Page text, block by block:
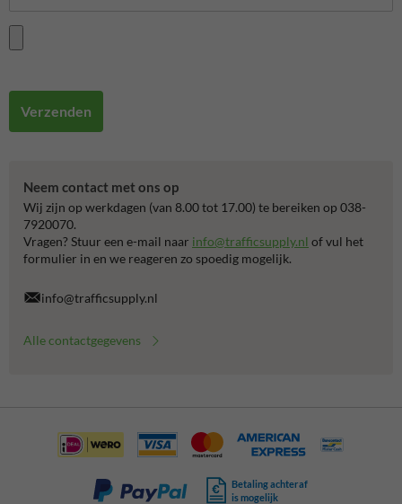
Verzenden
Neem contact met ons op
Wij zijn op werkdagen (van 8.00 tot 17.00) te bereiken op 038-
7920070.
Vragen? Stuur een e-mail naar info@trafficsupply.nl of vul het
formulier in en we reageren zo spoedig mogelijk.
info@trafficsupply.nl
Alle contactgegevens
Betaling achteraf
is mogelijk